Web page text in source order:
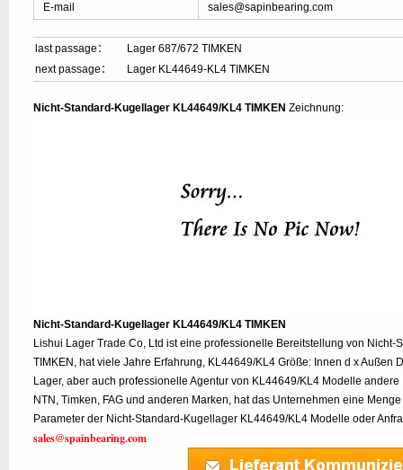
E-mail
sales@sapinbearing.com
last passage：
Lager 687/672 TIMKEN
next passage：
Lager KL44649-KL4 TIMKEN
Nicht-Standard-Kugellager KL44649/KL4 TIMKEN Zeichnung:
Nicht-Standard-Kugellager KL44649/KL4 TIMKEN
Lishui Lager Trade Co, Ltd ist eine professionelle Bereitstellung von
TIMKEN, hat viele Jahre Erfahrung, KL44649/KL4 Größe: Innen d x Außen
Lager, aber auch professionelle Agentur von KL44649/KL4 Modelle
NTN, Timken, FAG und anderen Marken, hat das Unternehmen eine
Parameter der Nicht-Standard-Kugellager KL44649/KL4 Modelle oder
sales@spainbearing.com